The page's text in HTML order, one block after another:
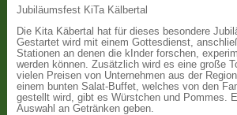
Jubiläumsfest KiTa Kälbertal
Die Kita Käbertal hat für dieses besondere
Gestartet wird mit einem Gottesdienst,
Stationen an denen die kInder forschen,
werden können. Zusätzlich wird es eine große
vielen Preisen von Unternehmen aus der
einem bunten Salat-Buffet, welches von den
gestellt wird, gibt es Würstchen und Pommes.
Auswahl an Getränken geben.